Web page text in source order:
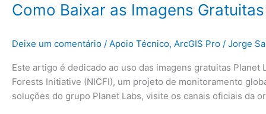
Como Baixar as Imagens
Deixe um comentário / Apoio Técnico, ArcGIS Pro / Jorge
Este artigo é dedicado ao uso das imagens gratuitas
Forests Initiative (NICFI), um projeto de monitoramento
soluções do grupo Planet Labs, visite os canais oficiais da